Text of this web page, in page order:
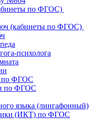
по ФГОС)
(кабинеты по ФГОС)
психолога
по ФГОС
по ФГОС
языка (лингафонный)
(ИКТ) по ФГОС